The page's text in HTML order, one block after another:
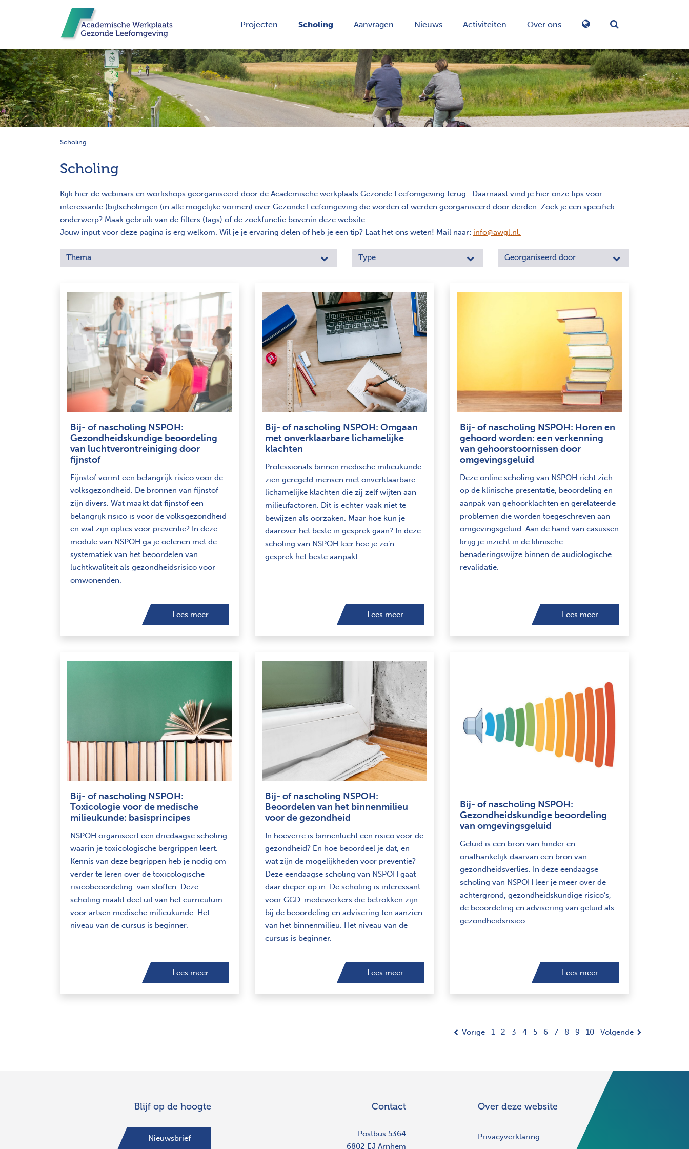
Projecten Scholing Aanvragen Nieuws Activiteiten
Over ons
Scholing
Scholing
Kijk hier de webinars en workshops georganiseerd door de Academische werkplaats Gezonde Leefomgeving terug. Daarnaast vind je hier onze tips voor
interessante (bij)scholingen (in alle mogelijke vormen) over Gezonde Leefomgeving die worden of werden georganiseerd door derden. Zoek je een specifiek
onderwerp? Maak gebruik van de filters (tags) of de zoekfunctie bovenin deze website.
Jouw input voor deze pagina is erg welkom. Wil je je ervaring delen of heb je een tip? Laat het ons weten! Mail naar: info@awgl.nl.
Thema Type Georganiseerd door
Bij- of nascholing NSPOH:
Gezondheidskundige beoordeling
van luchtverontreiniging door
fijnstof
Fijnstof vormt een belangrijk risico voor de
volksgezondheid. De bronnen van fijnstof
zijn divers. Wat maakt dat fijnstof een
belangrijk risico is voor de volksgezondheid
en wat zijn opties voor preventie? In deze
module van NSPOH ga je oefenen met de
systematiek van het beoordelen van
luchtkwaliteit als gezondheidsrisico voor
omwonenden.
Lees meer
Bij- of nascholing NSPOH: Omgaan
met onverklaarbare lichamelijke
klachten
Professionals binnen medische milieukunde
zien geregeld mensen met onverklaarbare
lichamelijke klachten die zij zelf wijten aan
milieufactoren. Dit is echter vaak niet te
bewijzen als oorzaken. Maar hoe kun je
daarover het beste in gesprek gaan? In deze
scholing van NSPOH leer hoe je zo’n
gesprek het beste aanpakt.
Lees meer
Bij- of nascholing NSPOH: Horen en
gehoord worden: een verkenning
van gehoorstoornissen door
omgevingsgeluid
​Deze online scholing van NSPOH richt zich
op de klinische presentatie, beoordeling en
aanpak van gehoorklachten en gerelateerde
problemen die worden toegeschreven aan
omgevingsgeluid. Aan de hand van casussen
krijg je inzicht in de klinische
benaderingswijze binnen de audiologische
revalidatie.
Lees meer
Bij- of nascholing NSPOH:
Toxicologie voor de medische
milieukunde: basisprincipes
NSPOH organiseert een driedaagse scholing
waarin je toxicologische bergrippen leert.
Kennis van deze begrippen heb je nodig om
verder te leren over de toxicologische
risicobeoordeling van stoffen. Deze
scholing maakt deel uit van het curriculum
voor artsen medische milieukunde. Het
niveau van de cursus is beginner.
Lees meer
Bij- of nascholing NSPOH:
Beoordelen van het binnenmilieu
voor de gezondheid
In hoeverre is binnenlucht een risico voor de
gezondheid? En hoe beoordeel je dat, en
wat zijn de mogelijkheden voor preventie?
Deze eendaagse scholing van NSPOH gaat
daar dieper op in. De scholing is interessant
voor GGD-medewerkers die betrokken zijn
bij de beoordeling en advisering ten aanzien
van het binnenmilieu. Het niveau van de
cursus is beginner.
Lees meer
Bij- of nascholing NSPOH:
Gezondheidskundige beoordeling
van omgevingsgeluid
Geluid is een bron van hinder en
onafhankelijk daarvan een bron van
gezondheidsverlies. In deze eendaagse
scholing van NSPOH leer je meer over de
achtergrond, gezondheidskundige risico’s,
de beoordeling en advisering van geluid als
gezondheidsrisico.
Lees meer
Vorige 1 2 3 4 5 6 7 8 9 10 Volgende
Blijf op de hoogte
Nieuwsbrief
Contact
Postbus 5364
6802 EJ Arnhem
Over deze website
Privacyverklaring